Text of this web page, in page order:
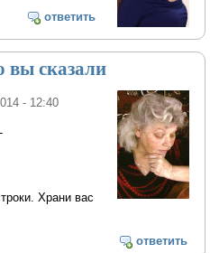
ответить
сказали
- 12:40
Храни вас
ответить